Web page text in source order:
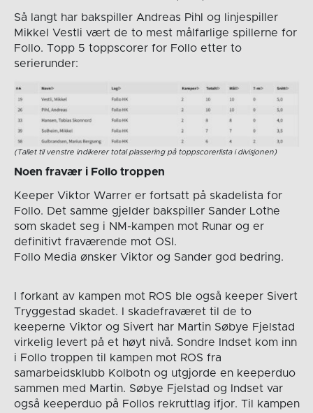
Så langt har bakspiller Andreas Pihl og linjespiller
Mikkel Vestli vært de to mest målfarlige spillerne for
Follo. Topp 5 toppscorer for Follo etter to
serierunder:
(Tallet til venstre indikerer total plassering på toppscorerlista i divisjonen)
Noen fravær i Follo troppen
Keeper Viktor Warrer er fortsatt på skadelista for
Follo. Det samme gjelder bakspiller Sander Lothe
som skadet seg i NM-kampen mot Runar og er
definitivt fraværende mot OSI.
Follo Media ønsker Viktor og Sander god bedring.
I forkant av kampen mot ROS ble også keeper Sivert
Tryggestad skadet. I skadefraværet til de to
keeperne Viktor og Sivert har Martin Søbye Fjelstad
virkelig levert på et høyt nivå. Sondre Indset kom inn
i Follo troppen til kampen mot ROS fra
samarbeidsklubb Kolbotn og utgjorde en keeperduo
sammen med Martin. Søbye Fjelstad og Indset var
også keeperduo på Follos rekruttlag ifjor. Til kampen